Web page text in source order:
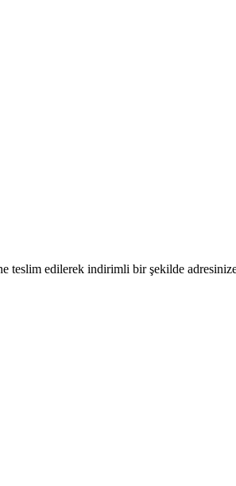
teslim edilerek indirimli bir şekilde